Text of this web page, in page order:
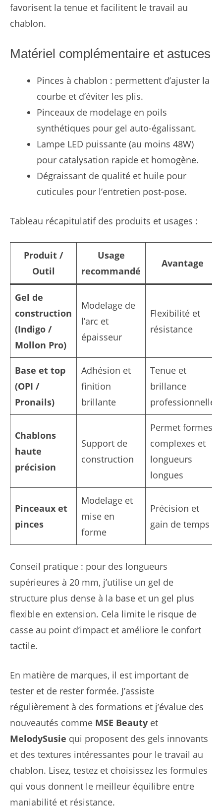
favorisent la tenue et facilitent le travail au
chablon.
Matériel complémentaire et astuces
Pinces à chablon : permettent d’ajuster la
courbe et d’éviter les plis.
Pinceaux de modelage en poils
synthétiques pour gel auto-égalissant.
Lampe LED puissante (au moins 48W)
pour catalysation rapide et homogène.
Dégraissant de qualité et huile pour
cuticules pour l’entretien post-pose.
Tableau récapitulatif des produits et usages :
Produit /
Outil
Usage
recommandé
Avantage
Gel de
construction
(Indigo /
Mollon Pro)
Modelage de
l’arc et
épaisseur
Flexibilité et
résistance
Base et top
(OPI /
Pronails)
Adhésion et
finition
brillante
Tenue et
brillance
professionnelle
Chablons
haute
précision
Support de
construction
Permet formes
complexes et
longueurs
longues
Pinceaux et
pinces
Modelage et
mise en
forme
Précision et
gain de temps
Conseil pratique : pour des longueurs
supérieures à 20 mm, j’utilise un gel de
structure plus dense à la base et un gel plus
flexible en extension. Cela limite le risque de
casse au point d’impact et améliore le confort
tactile.
En matière de marques, il est important de
tester et de rester formée. J’assiste
régulièrement à des formations et j’évalue des
nouveautés comme MSE Beauty et
MelodySusie qui proposent des gels innovants
et des textures intéressantes pour le travail au
chablon. Lisez, testez et choisissez les formules
qui vous donnent le meilleur équilibre entre
maniabilité et résistance.